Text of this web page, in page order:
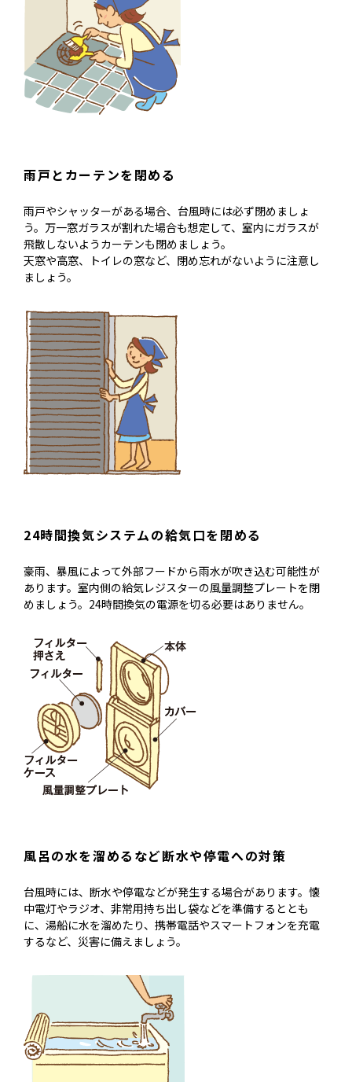
雨戸とカーテンを閉める
雨戸やシャッターがある場合、台風時には必ず閉めましょ
う。万一窓ガラスが割れた場合も想定して、室内にガラスが
飛散しないようカーテンも閉めましょう。
天窓や高窓、トイレの窓など、閉め忘れがないように注意し
ましょう。
24時間換気システムの給気口を閉める
豪雨、暴風によって外部フードから雨水が吹き込む可能性が
あります。室内側の給気レジスターの風量調整プレートを閉
めましょう。24時間換気の電源を切る必要はありません。
風呂の水を溜めるなど断水や停電への対策
台風時には、断水や停電などが発生する場合があります。懐
中電灯やラジオ、非常用持ち出し袋などを準備するととも
に、湯船に水を溜めたり、携帯電話やスマートフォンを充電
するなど、災害に備えましょう。